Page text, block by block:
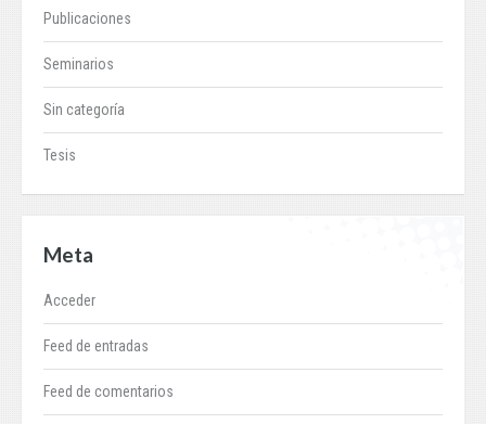
Publicaciones
Seminarios
Sin categoría
Tesis
Meta
Acceder
Feed de entradas
Feed de comentarios